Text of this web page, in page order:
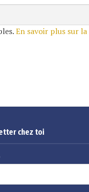
En savoir plus sur
chez toi